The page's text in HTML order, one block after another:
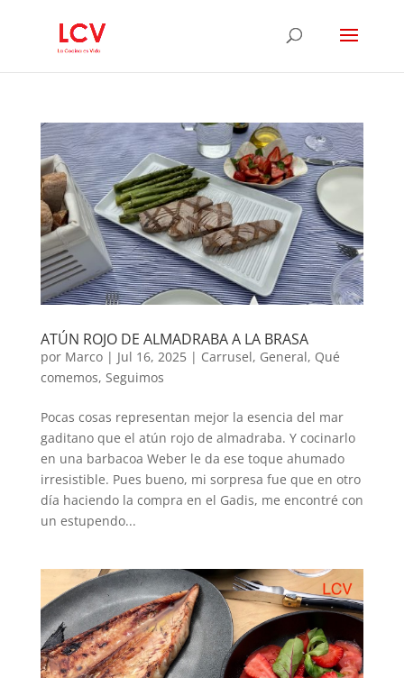
ATÚN ROJO DE ALMADRABA A LA BRASA
por Marco| Jul 16, 2025| Carrusel, General, Qué
comemos, Seguimos
Pocas cosas representan mejor la esencia del mar
gaditano que el atún rojo de almadraba. Y cocinarlo
en una barbacoa Weber le da ese toque ahumado
irresistible. Pues bueno, mi sorpresa fue que en otro
día haciendo la compra en el Gadis, me encontré con
un estupendo...